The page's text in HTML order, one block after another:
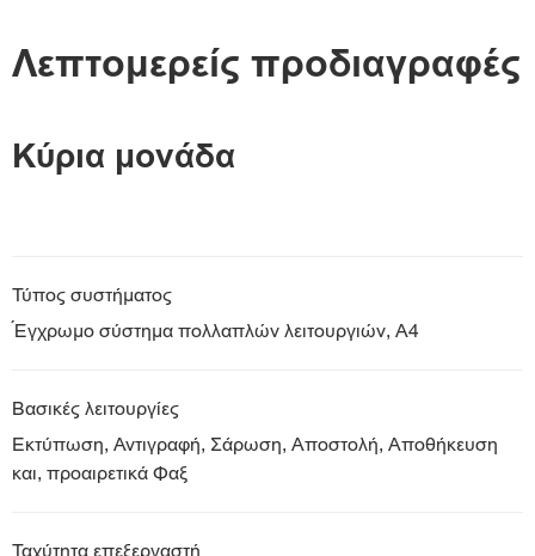
Λεπτομερείς προδιαγραφές
Κύρια μονάδα
Τύπος συστήματος
Έγχρωμο σύστημα πολλαπλών λειτουργιών, A4
Βασικές λειτουργίες
Εκτύπωση, Αντιγραφή, Σάρωση, Αποστολή, Αποθήκευση
και, προαιρετικά Φαξ